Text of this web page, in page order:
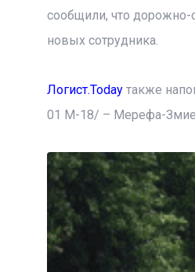
сообщили, что дорожно-
новых сотрудника.
Логист.Todayтакже
01 М-18/ – Мерефа-